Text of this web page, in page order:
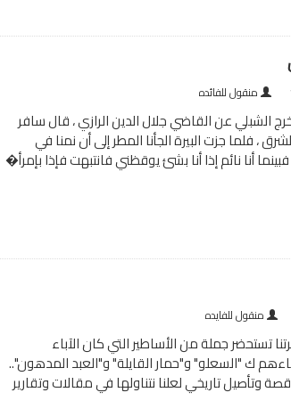
منقول للفائده
الشبلي عن القاضي جلال الدين الرازي ، قال سافر
، فلما جزت البيرة الجأنا المطر إلى أن نمنا في
أنا نائم إذا أنا بشئ يوقظني فانتبهت فإذا بإمرأ�
منقول للفايده
تستحضر جملة من الأساطير التي كان الآباء
ك "السعلو" و"حمار القايلة" و"العبد المدهون"..
وتأصيل تاريخي لعلنا نتناولها في مقالات وتقارير